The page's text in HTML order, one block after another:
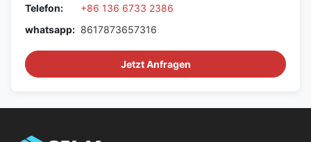
Telefon:
+86 136 6733 2386
whatsapp: 8617873657316
Jetzt Anfragen